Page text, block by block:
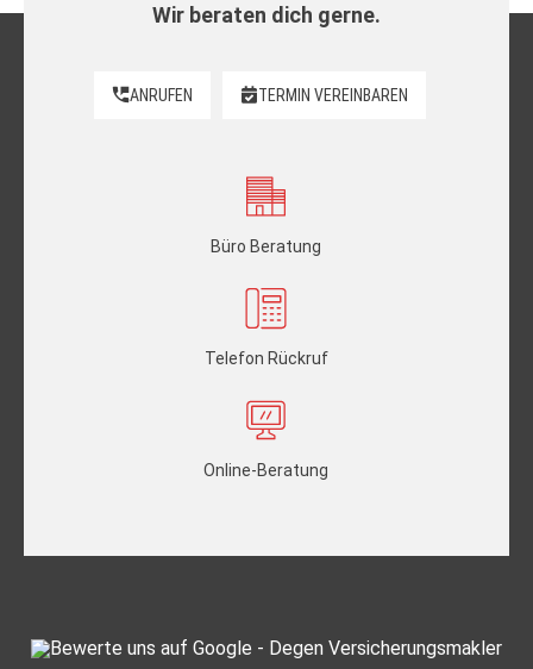
Wir beraten dich gerne.
ANRUFEN TERMIN VEREINBAREN
Büro Beratung
Telefon Rückruf
Online-Beratung